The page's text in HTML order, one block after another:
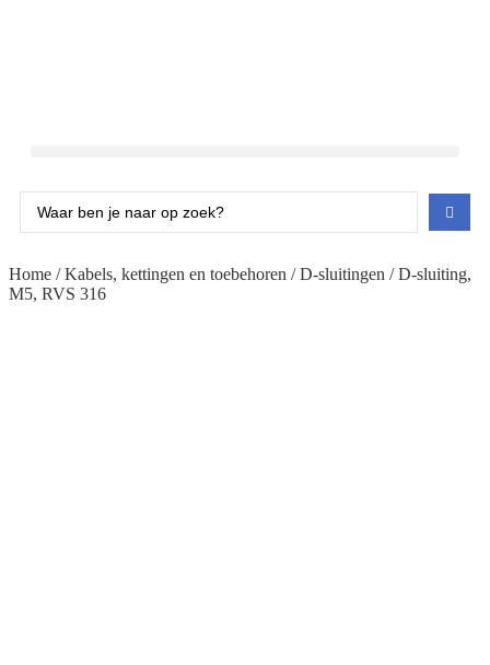
Home /Kabels, kettingen en toebehoren /D-sluitingen / D-sluiting,
M5, RVS 316